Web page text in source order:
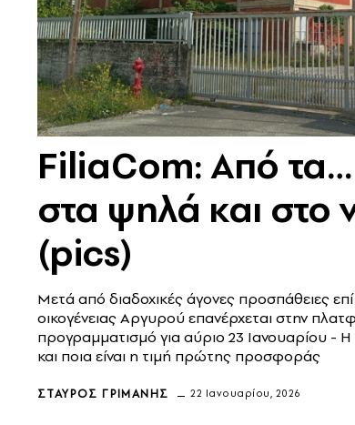
FiliaCom: Από
στα ψηλά και στο
(pics)
Μετά από διαδοχικές άγονες προσπάθειες
οικογένειας Αργυρού επανέρχεται στην
προγραμματισμό για αύριο 23 Ιανουαρίου - Η
και ποια είναι η τιμή πρώτης προσφοράς
ΣΤΑΎΡΟΣ ΓΡΙΜΆΝΗΣ 22 Ιανουαρίου, 2026